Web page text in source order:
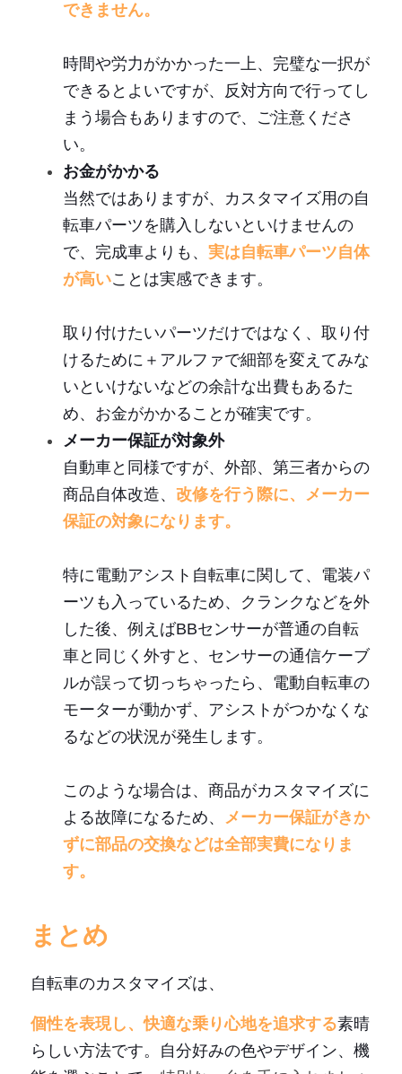
できません。
時間や労力がかかった一上、完璧な一択が
できるとよいですが、反対方向で行ってし
まう場合もありますので、ご注意くださ
い。
お金がかかる
当然ではありますが、カスタマイズ用の自
転車パーツを購入しないといけませんの
で、完成車よりも、 実は自転車パーツ自体
が高いことは実感できます。
取り付けたいパーツだけではなく、取り付
けるために＋アルファで細部を変えてみな
いといけないなどの余計な出費もあるた
め、お金がかかることが確実です。
メーカー保証が対象外
自動車と同様ですが、外部、第三者からの
商品自体改造、 改修を行う際に、メーカー
保証の対象になります。
特に電動アシスト自転車に関して、電装パ
ーツも入っているため、クランクなどを外
した後、例えばBBセンサーが普通の自転
車と同じく外すと、センサーの通信ケーブ
ルが誤って切っちゃったら、電動自転車の
モーターが動かず、アシストがつかなくな
るなどの状況が発生します。
このような場合は、商品がカスタマイズに
よる故障になるため、 メーカー保証がきか
ずに部品の交換などは全部実費になりま
す。
まとめ
自転車のカスタマイズは、
個性を表現し、快適な乗り心地を追求する素晴
らしい方法です。自分好みの色やデザイン、機